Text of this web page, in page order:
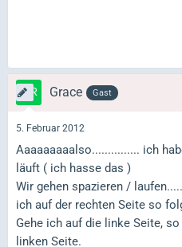
Grace Gast
5. Februar 2012
Aaaaaaaaalso............... ich
läuft ( ich hasse das )
Wir gehen spazieren /
ich auf der rechten Seite so
Gehe ich auf die linke Seite,
linken Seite.